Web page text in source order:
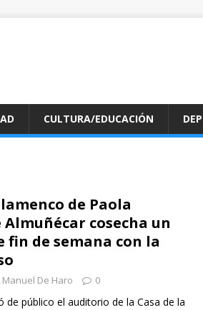
CULTURA/EDUCACIÓN
de Paola
cosecha un
fin de semana con la
Manuel De Haro 0
de público el auditorio de la Casa de la